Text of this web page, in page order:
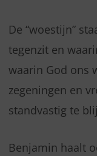
De “woestijn”
tegenzit en
waarin God ons
zegeningen en
standvastig te
Benjamin haalt